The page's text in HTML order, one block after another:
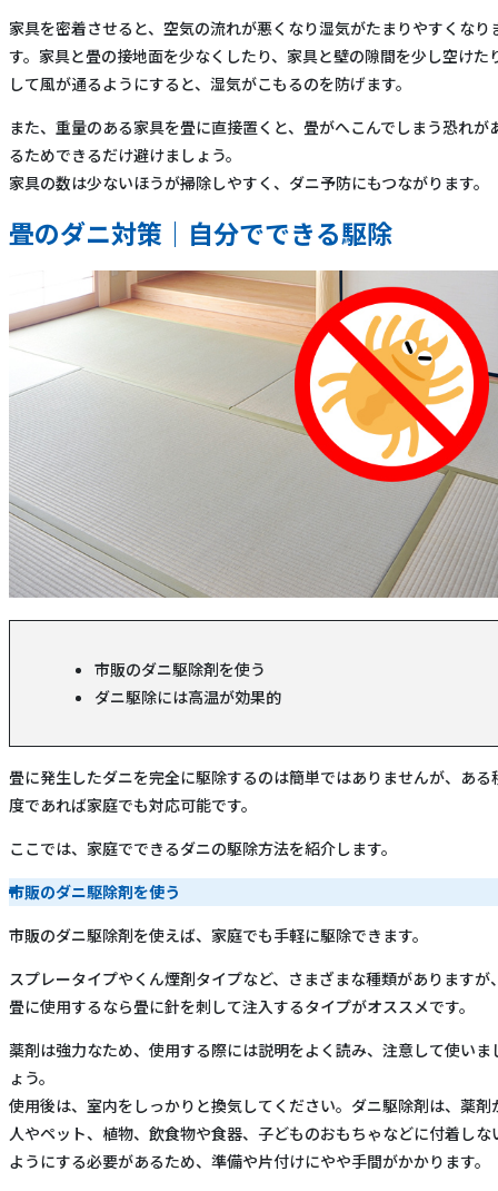
家具を密着させると、空気の流れが悪くなり湿気がたまりやすくなり
す。家具と畳の接地面を少なくしたり、家具と壁の隙間を少し空けた
して風が通るようにすると、湿気がこもるのを防げます。
また、重量のある家具を畳に直接置くと、畳がへこんでしまう恐れが
るためできるだけ避けましょう。
家具の数は少ないほうが掃除しやすく、ダニ予防にもつながります。
畳のダニ対策｜自分でできる駆除
市販のダニ駆除剤を使う
ダニ駆除には高温が効果的
畳に発生したダニを完全に駆除するのは簡単ではありませんが、ある
度であれば家庭でも対応可能です。
ここでは、家庭でできるダニの駆除方法を紹介します。
市販のダニ駆除剤を使う
市販のダニ駆除剤を使えば、家庭でも手軽に駆除できます。
スプレータイプやくん煙剤タイプなど、さまざまな種類がありますが
畳に使用するなら畳に針を刺して注入するタイプがオススメです。
薬剤は強力なため、使用する際には説明をよく読み、注意して使いま
ょう。
使用後は、室内をしっかりと換気してください。ダニ駆除剤は、薬剤
人やペット、植物、飲食物や食器、子どものおもちゃなどに付着しな
ようにする必要があるため、準備や片付けにやや手間がかかります。